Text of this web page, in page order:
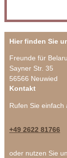
Hier finden Sie
Freunde für
Sayner Str. 35
56566 Neuwied
Kontakt
Rufen Sie einfach
+49 2622 81766
oder nutzen Sie